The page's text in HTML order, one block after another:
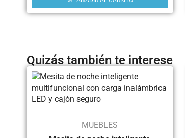
Quizás también te interese
MUEBLES